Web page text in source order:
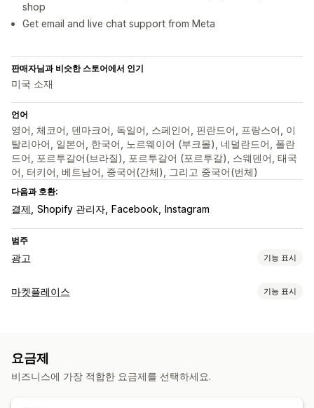
shop
Get email and live chat support from Meta
판매자님과 비슷한 스토어에서 인기
미국 소재
언어
영어, 체코어, 덴마크어, 독일어, 스페인어, 핀란드어, 프랑스어, 이
탈리아어, 일본어, 한국어, 노르웨이어 (부크몰), 네덜란드어, 폴란
드어, 포르투갈어(브라질), 포르투갈어 (포르투갈), 스웨덴어, 태국
어, 터키어, 베트남어, 중국어(간체), 그리고 중국어(번체)
다음과 호환:
결제 Shopify 관리자 Facebook Instagram
범주
광고 기능 표시
타게팅
캠페인 관리
AI 최적화
자동화된 캠페인 가격 제시 최적화
마켓플레이스 기능 표시
주문 관리
요금제
비즈니스에 가장 적합한 요금제를 선택하세요.